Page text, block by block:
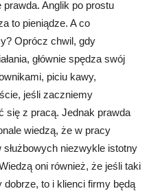
Anglik po prostu
to pieniądze. A co
Oprócz chwil, gdy
głównie spędza swój
piciu kawy,
jeśli zaczniemy
się z pracą. Jednak prawda
wiedzą, że w pracy
niezwykle istotny
oni również, że jeśli taki
dobrze, to i klienci firmy będą